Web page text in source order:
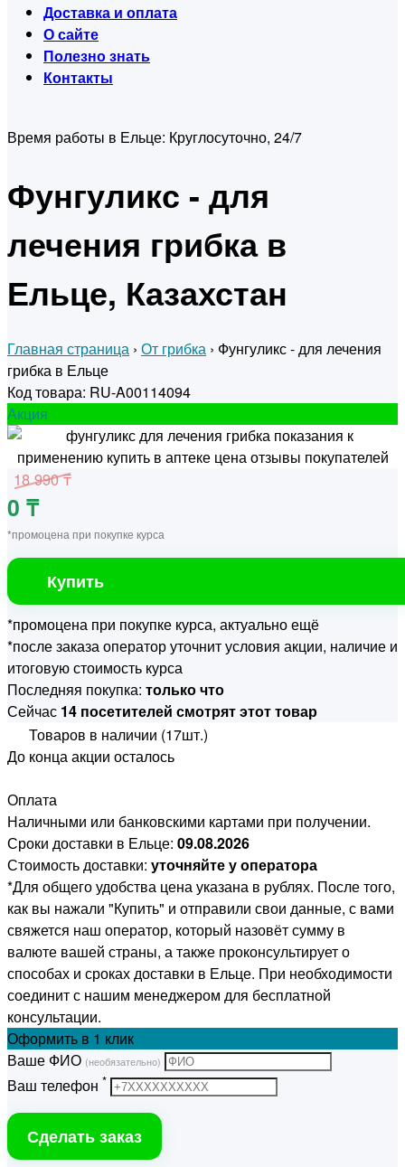
Доставка и оплата
О сайте
Полезно знать
Контакты
Время работы в Ельце: Круглосуточно, 24/7
Фунгуликс - для
лечения грибка в
Ельце, Казахстан
Главная страница › От грибка › Фунгуликс - для лечения
грибка в Ельце
Код товара: RU-A00114094
Акция
18 990 ₸
0 ₸
*промоцена при покупке курса
Купить
*промоцена при покупке курса, актуально ещё
*после заказа оператор уточнит условия акции, наличие и
итоговую стоимость курса
Последняя покупка: только что
Сейчас 14 посетителей смотрят этот товар
Товаров в наличии (17шт.)
До конца акции осталось
Оплата
Наличными или банковскими картами при получении.
Сроки доставки в Ельце: 09.08.2026
Стоимость доставки: уточняйте у оператора
*Для общего удобства цена указана в рублях. После того,
как вы нажали "Купить" и отправили свои данные, с вами
свяжется наш оператор, который назовёт сумму в
валюте вашей страны, а также проконсультирует о
способах и сроках доставки в Ельце. При необходимости
соединит с нашим менеджером для бесплатной
консультации.
Оформить в 1 клик
Ваше ФИО (необязательно)
Ваш телефон *
Сделать заказ